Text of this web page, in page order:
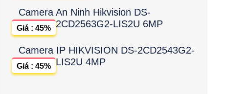
Camera An Ninh Hikvision DS-
2CD2563G2-LIS2U 6MP
Giá : 45%
Camera IP HIKVISION DS-2CD2543G2-
LIS2U 4MP
Giá : 45%